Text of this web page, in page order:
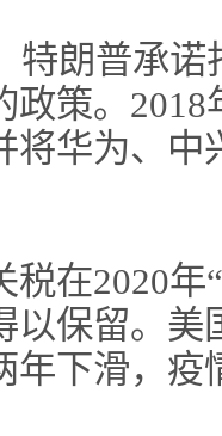
特朗普承
政策。
将华为、
税在2020
以保留。美
年下滑，